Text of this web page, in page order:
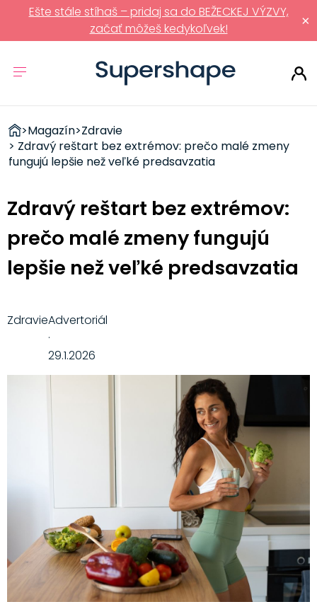
×
Ešte stále stíhaš – pridaj sa do BEŽECKEJ VÝZVY,
začať môžeš kedykoľvek!
ZDRAVÉ
RÝCHLOVKY
>Magazín>Zdravie
> Zdravý reštart bez extrémov: prečo malé zmeny
fungujú lepšie než veľké predsavzatia
Zdravý reštart bez extrémov:
prečo malé zmeny fungujú
lepšie než veľké predsavzatia
ZdravieAdvertoriál
·
29.1.2026